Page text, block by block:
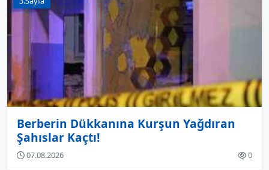
Berberin Dükkanına Kurşun Yağdıran
Şahıslar Kaçtı!
07.08.2026 0